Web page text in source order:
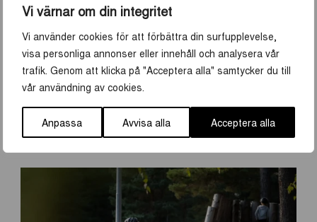
Vi värnar om din integritet
Vi använder cookies för att förbättra din surfupplevelse,
visa personliga annonser eller innehåll och analysera vår
trafik. Genom att klicka på "Acceptera alla" samtycker du till
vår användning av cookies.
Anpassa Avvisa alla Acceptera alla
Kronparken
Tipp-toppen i Storvreta
Björklinge
PUMPTRACK